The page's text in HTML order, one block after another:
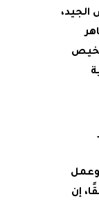
وعمل
إن